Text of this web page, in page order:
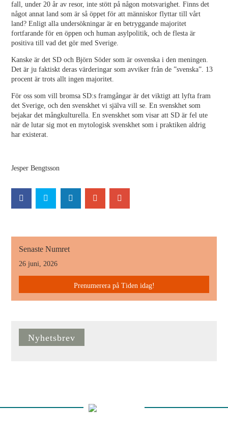
fall, under 20 år av resor, inte stött på någon motsvarighet. Finns det
något annat land som är så öppet för att människor flyttar till vårt
land? Enligt alla undersökningar är en betryggande majoritet
fortfarande för en öppen och human asylpolitik, och de flesta är
positiva till vad det gör med Sverige.
Kanske är det SD och Björn Söder som är osvenska i den meningen.
Det är ju faktiskt deras värderingar som avviker från de ”svenska”. 13
procent är trots allt ingen majoritet.
För oss som vill bromsa SD:s framgångar är det viktigt att lyfta fram
det Sverige, och den svenskhet vi själva vill se. En svenskhet som
bejakar det mångkulturella. En svenskhet som visar att SD är fel ute
när de lutar sig mot en mytologisk svenskhet som i praktiken aldrig
har existerat.
Jesper Bengtsson
Senaste Numret
26 juni, 2026
Prenumerera på Tiden idag!
Nyhetsbrev